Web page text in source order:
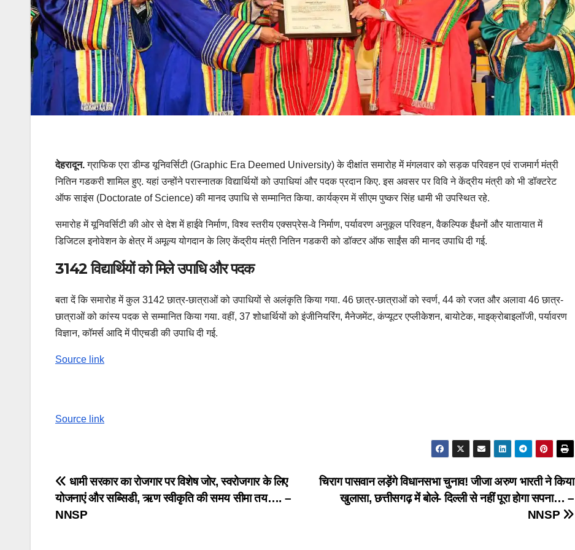
देहरादून.ग्राफिक एरा डीम्ड यूनिवर्सिटी (Graphic Era Deemed University) के दीक्षांत समारोह में मंगलवार को सड़क परिवहन एवं राजमार्ग मंत्री
नितिन गडकरी शामिल हुए. यहां उन्होंने परास्नातक विद्यार्थियों को उपाधियां और पदक प्रदान किए. इस अवसर पर विवि ने केंद्रीय मंत्री को भी डॉक्टरेट
ऑफ साइंस (Doctorate of Science) की मानद उपाधि से सम्मानित किया. कार्यक्रम में सीएम पुष्कर सिंह धामी भी उपस्थित रहे.
समारोह में यूनिवर्सिटी की ओर से देश में हाईवे निर्माण, विश्व स्तरीय एक्सप्रेस-वे निर्माण, पर्यावरण अनुकूल परिवहन, वैकल्पिक ईंधनों और यातायात में
डिजिटल इनोवेशन के क्षेत्र में अमूल्य योगदान के लिए केंद्रीय मंत्री नितिन गडकरी को डॉक्टर ऑफ साईंस की मानद उपाधि दी गई.
3142 विद्यार्थियों को मिले उपाधि और पदक
बता दें कि समारोह में कुल 3142 छात्र-छात्राओं को उपाधियों से अलंकृति किया गया. 46 छात्र-छात्राओं को स्वर्ण, 44 को रजत और अलावा 46 छात्र-
छात्राओं को कांस्य पदक से सम्मानित किया गया. वहीं, 37 शोधार्थियों को इंजीनियरिंग, मैनेजमेंट, कंप्यूटर एप्लीकेशन, बायोटेक, माइक्रोबाइलॉजी, पर्यावरण
विज्ञान, कॉमर्स आदि में पीएचडी की उपाधि दी गई.
Source link
Source link
Post
navigation
चिराग पासवान लड़ेंगे विधानसभा चुनाव! जीजा अरुण भारती ने किया
खुलासा, छत्तीसगढ़ में बोले- दिल्ली से नहीं पूरा होगा सपना… –
NNSP
धामी सरकार का रोजगार पर विशेष जोर, स्वरोजगार के लिए
योजनाएं और सब्सिडी, ऋण स्वीकृति की समय सीमा तय…. –
NNSP